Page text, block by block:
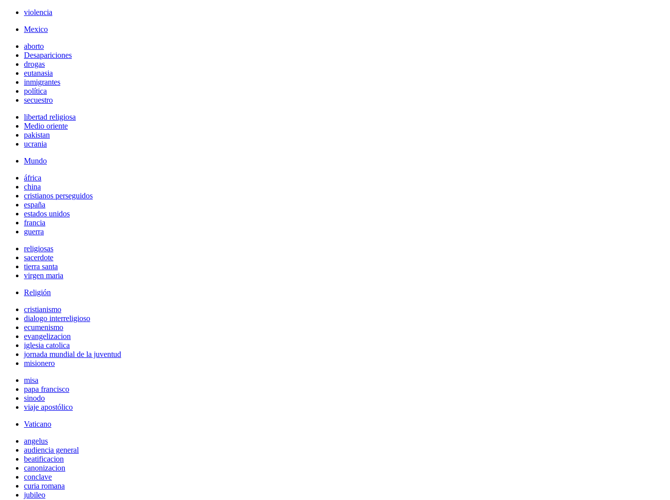
violencia
Mexico
aborto
Desapariciones
drogas
eutanasia
inmigrantes
política
secuestro
libertad religiosa
Medio oriente
pakistan
ucrania
Mundo
áfrica
china
cristianos perseguidos
españa
estados unidos
francia
guerra
religiosas
sacerdote
tierra santa
virgen maria
Religión
cristianismo
dialogo interreligioso
ecumenismo
evangelizacion
iglesia catolica
jornada mundial de la juventud
misionero
misa
papa francisco
sinodo
viaje apostólico
Vaticano
angelus
audiencia general
beatificacion
canonizacion
conclave
curia romana
jubileo